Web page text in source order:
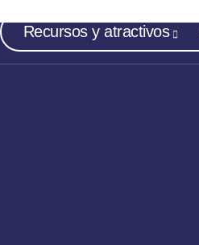
Recursos y atractivos